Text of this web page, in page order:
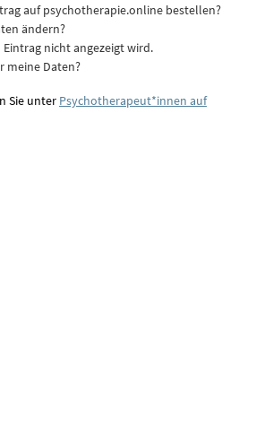
auf psychotherapie.online bestellen?
ändern?
nicht angezeigt wird.
meine Daten?
Sie unter Psychotherapeut*innen auf